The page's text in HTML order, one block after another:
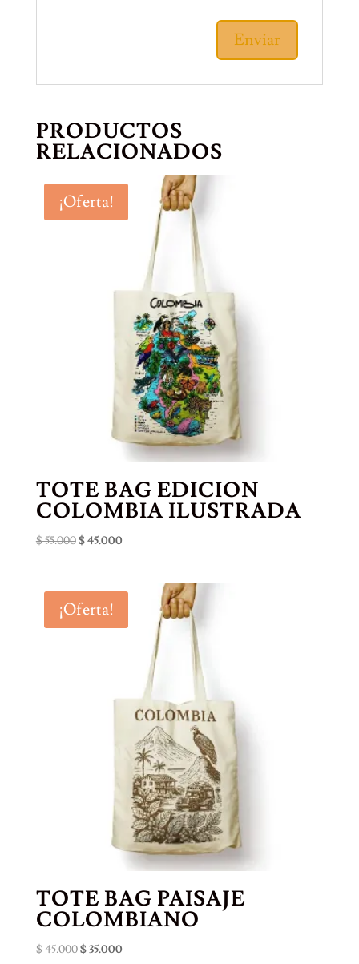
PRODUCTOS
RELACIONADOS
¡Oferta!
TOTE BAG EDICION
COLOMBIA ILUSTRADA
$55.000El
era:
$ 55.000.
$45.000El
es:
$ 45.000.
¡Oferta!
TOTE BAG PAISAJE
COLOMBIANO
$45.000El
$35.000El